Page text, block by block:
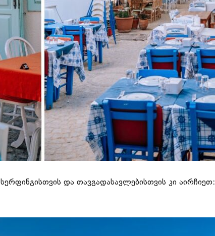
სერფინგისთვის და თავგადასავლებისთვის კი აირჩიეთ: